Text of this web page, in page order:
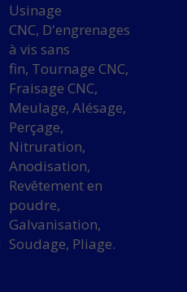
Usinage
CNC, D'engrenages
à vis sans
fin, Tournage CNC,
Fraisage CNC,
Meulage, Alésage,
Perçage,
Nitruration,
Anodisation,
Revêtement en
poudre,
Galvanisation,
Soudage, Pliage.